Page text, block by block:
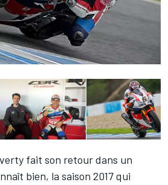
fait son retour dans un
bien, la saison 2017 qui